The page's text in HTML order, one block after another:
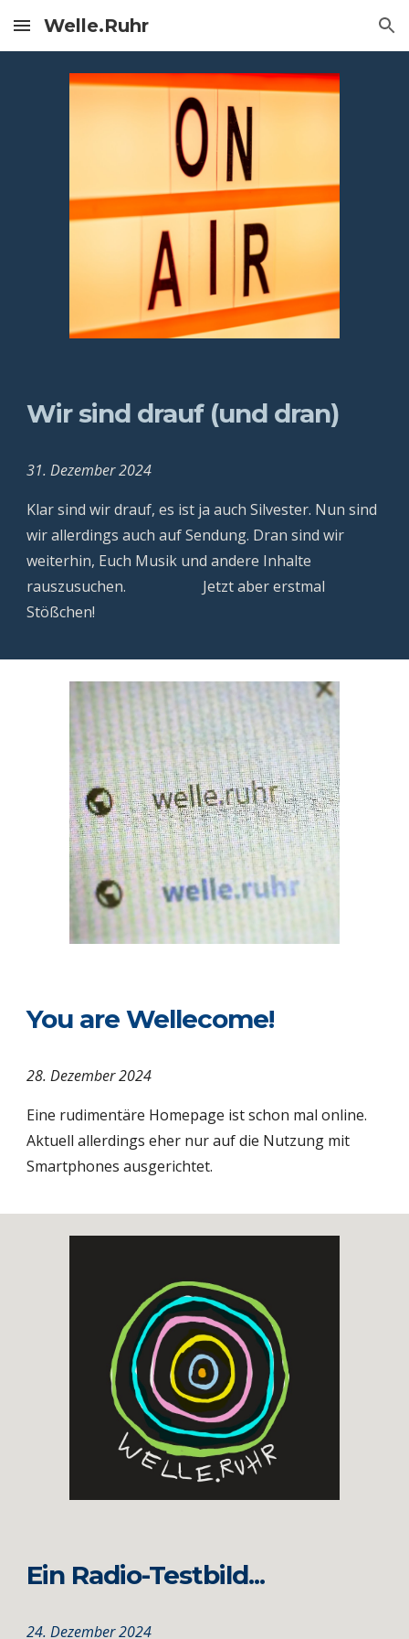
Skip to main content Skip to navigation
Welle.Ruhr
Wir sind drauf (und dran)
31. Dezember 2024
Klar sind wir drauf, es ist ja auch Silvester. Nun sind
wir allerdings auch auf Sendung. Dran sind wir
weiterhin, Euch Musik und andere Inhalte
rauszusuchen. Jetzt aber erstmal
Stößchen!
You are Wellecome!
28. Dezember 2024
Eine rudimentäre Homepage ist schon mal online.
Aktuell allerdings eher nur auf die Nutzung mit
Smartphones ausgerichtet.
Ein Radio-Testbild...
24. Dezember 2024